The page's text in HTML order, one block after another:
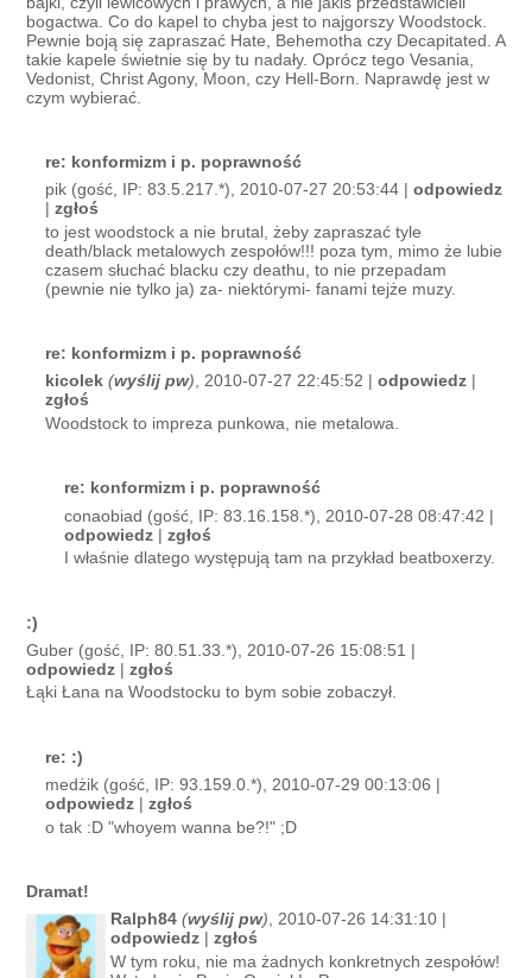
bogactwa. Co do kapel to chyba jest to najgorszy Woodstock.
Pewnie boją się zapraszać Hate, Behemotha czy Decapitated. A
takie kapele świetnie się by tu nadały. Oprócz tego Vesania,
Vedonist, Christ Agony, Moon, czy Hell-Born. Naprawdę jest w
czym wybierać.
re: konformizm i p. poprawność
pik (gość, IP: 83.5.217.*), 2010-07-27 20:53:44 |odpowiedz
|zgłoś
to jest woodstock a nie brutal, żeby zapraszać tyle
death/black metalowych zespołów!!! poza tym, mimo że lubie
czasem słuchać blacku czy deathu, to nie przepadam
(pewnie nie tylko ja) za- niektórymi- fanami tejże muzy.
re: konformizm i p. poprawność
kicolek (wyślij pw), 2010-07-27 22:45:52 |odpowiedz |
zgłoś
Woodstock to impreza punkowa, nie metalowa.
re: konformizm i p. poprawność
conaobiad (gość, IP: 83.16.158.*), 2010-07-28 08:47:42 |
odpowiedz |zgłoś
I właśnie dlatego występują tam na przykład beatboxerzy.
:)
Guber (gość, IP: 80.51.33.*), 2010-07-26 15:08:51 |
odpowiedz |zgłoś
Łąki Łana na Woodstocku to bym sobie zobaczył.
re: :)
medżik (gość, IP: 93.159.0.*), 2010-07-29 00:13:06 |
odpowiedz |zgłoś
o tak :D "whoyem wanna be?!" ;D
Dramat!
Ralph84 (wyślij pw) , 2010-07-26 14:31:10 |
odpowiedz| zgłoś
W tym roku, nie ma żadnych konkretnych zespołów!